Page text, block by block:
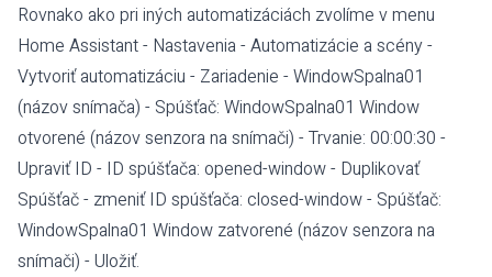
Rovnako ako pri iných automatizáciách zvolíme v menu
Home Assistant - Nastavenia - Automatizácie a scény -
Vytvoriť automatizáciu - Zariadenie - WindowSpalna01
(názov snímača) - Spúšťač: WindowSpalna01 Window
otvorené (názov senzora na snímači) - Trvanie: 00:00:30 -
Upraviť ID - ID spúšťača: opened-window - Duplikovať
Spúšťač - zmeniť ID spúšťača: closed-window - Spúšťač:
WindowSpalna01 Window zatvorené (názov senzora na
snímači) - Uložiť.